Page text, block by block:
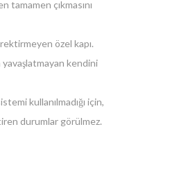
çıkmasını
özel kapı.
yavaşlatmayan kendini
kullanılmadığı için,
durumlar görülmez.